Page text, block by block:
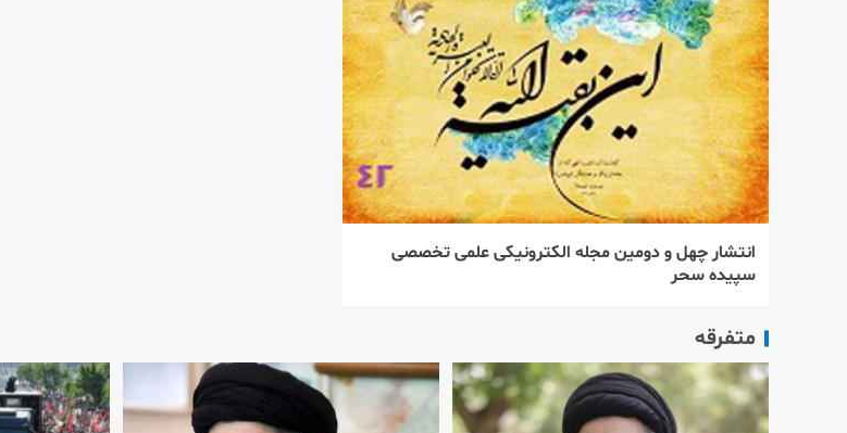
انتشار چهل و دومین مجله الكترونیكی علمی تخصصی
سپیده سحر
متفرقه